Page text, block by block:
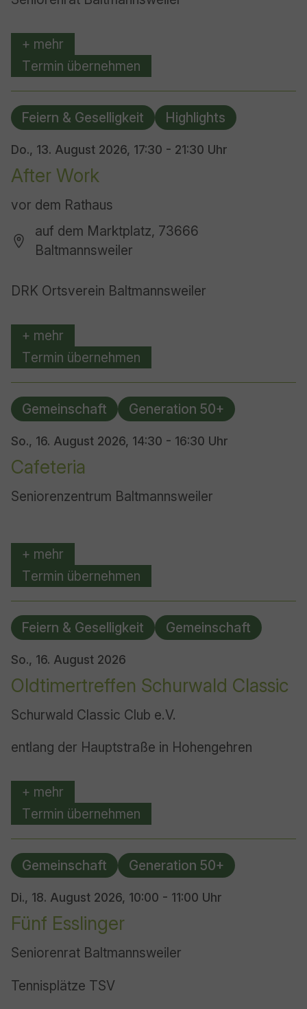
+ mehr
Termin übernehmen
Do., 13. August 2026, 17:30 - 21:30 Uhr
After Work
vor dem Rathaus
auf dem Marktplatz, 73666
Baltmannsweiler
DRK Ortsverein Baltmannsweiler
+ mehr
Termin übernehmen
Feiern & Geselligkeit Highlights
So., 16. August 2026, 14:30 - 16:30 Uhr
Cafeteria
Seniorenzentrum Baltmannsweiler
+ mehr
Termin übernehmen
Gemeinschaft Generation 50+
So., 16. August 2026
Oldtimertreffen Schurwald Classic
Schurwald Classic Club e.V.
entlang der Hauptstraße in Hohengehren
+ mehr
Termin übernehmen
Feiern & Geselligkeit Gemeinschaft
Di., 18. August 2026, 10:00 - 11:00 Uhr
Fünf Esslinger
Seniorenrat Baltmannsweiler
Tennisplätze TSV
Gemeinschaft Generation 50+